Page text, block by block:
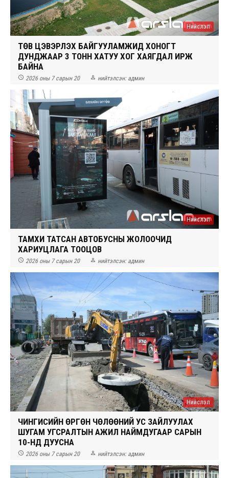
Нийслэл
ТӨВ ЦЭВЭРЛЭХ БАЙГУУЛАМЖИД ХОНОГТ
ДУНДЖААР 3 ТОНН ХАТУУ ХОГ ХАЯГДАЛ ИРЖ
БАЙНА
 2026 оны 7 сарын 20  нийтэлсэн: админ
Нийслэл
ТАМХИ ТАТСАН АВТОБУСНЫ ЖОЛООЧИД
ХАРИУЦЛАГА ТООЦОВ
 2026 оны 7 сарын 20  нийтэлсэн: админ
Нийслэл
ЧИНГИСИЙН ӨРГӨН ЧӨЛӨӨНИЙ УС ЗАЙЛУУЛАХ
ШУГАМ УГСРАЛТЫН АЖИЛ НАЙМДУГААР САРЫН
10-НД ДУУСНА
 2026 оны 7 сарын 20  нийтэлсэн: админ